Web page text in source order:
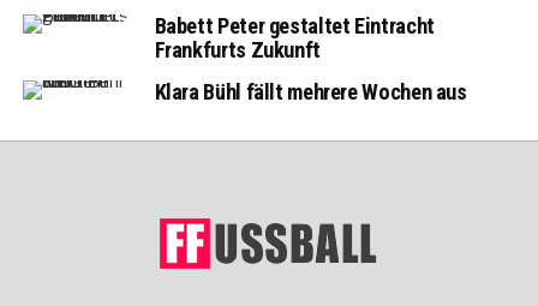
Babett Peter gestaltet Eintracht
Frankfurts Zukunft
Klara Bühl fällt mehrere Wochen aus